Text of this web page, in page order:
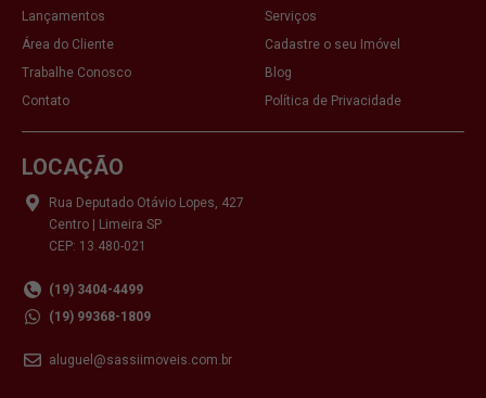
Lançamentos
Serviços
Área do Cliente
Cadastre o seu Imóvel
Trabalhe Conosco
Blog
Contato
Política de Privacidade
LOCAÇÃO
Rua Deputado Otávio Lopes, 427
Centro | Limeira SP
CEP: 13.480-021
(19) 3404-4499
(19) 99368-1809
aluguel@sassiimoveis.com.br